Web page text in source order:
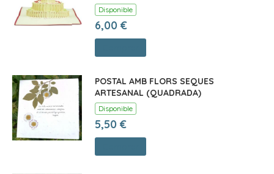
Disponible
6,00 €
POSTAL AMB FLORS SEQUES
ARTESANAL (QUADRADA)
Disponible
5,50 €